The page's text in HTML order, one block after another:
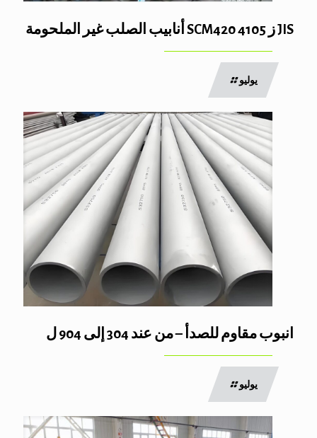
JIS ز 4105 SCM420 أنابيب الصلب غير الملحومة
يوليو
انبوب مقاوم للصدأ – من عند 304 إلى 904 ل
يوليو